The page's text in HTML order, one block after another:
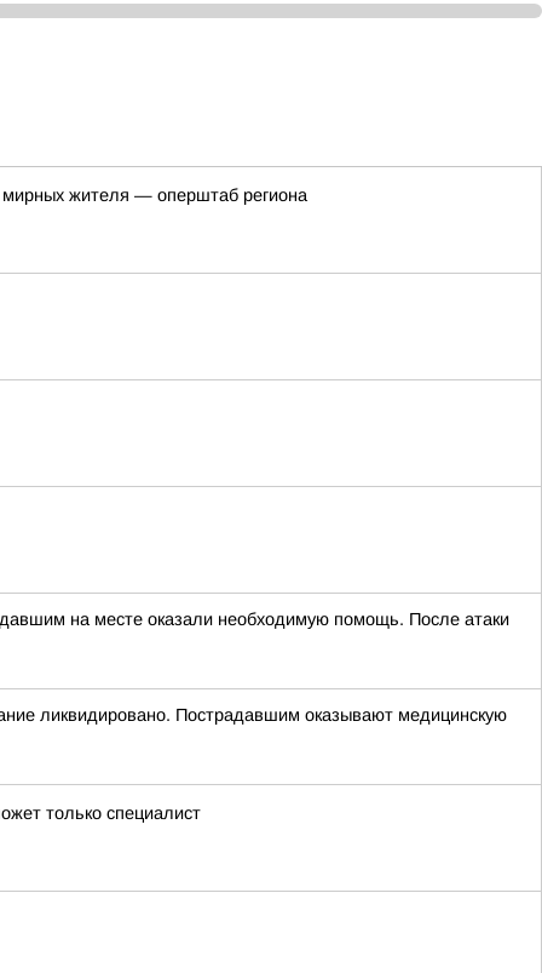
мирных жителя — оперштаб региона
на месте оказали необходимую помощь. После атаки
ликвидировано. Пострадавшим оказывают медицинскую
только специалист